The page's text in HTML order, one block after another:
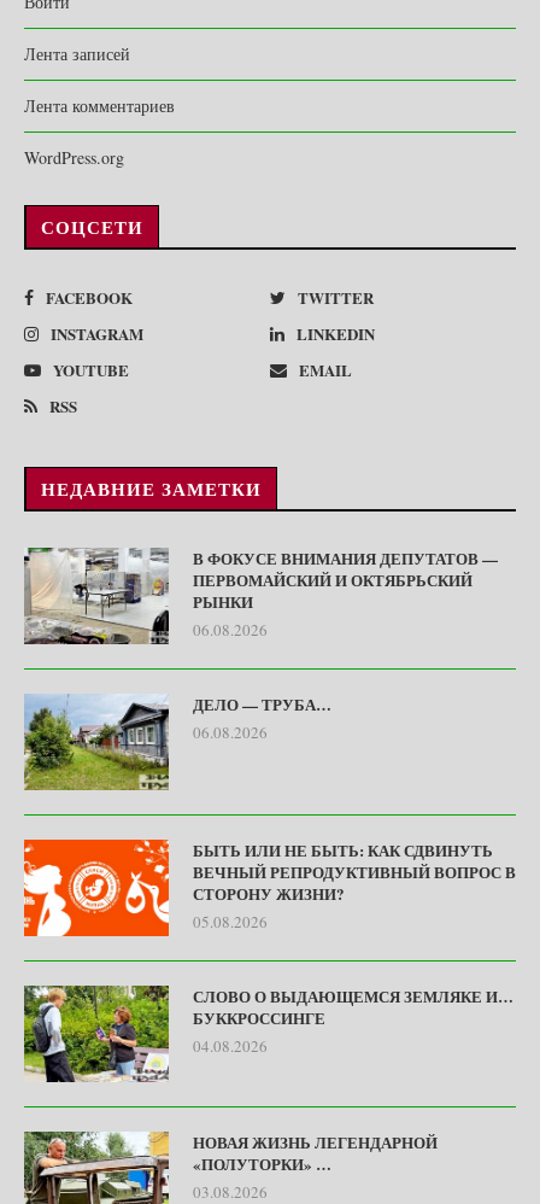
Лента записей
Лента комментариев
WordPress.org
СОЦСЕТИ
FACEBOOK
TWITTER
INSTAGRAM
LINKEDIN
YOUTUBE
EMAIL
RSS
НЕДАВНИЕ ЗАМЕТКИ
В ФОКУСЕ ВНИМАНИЯ ДЕПУТАТОВ —
ПЕРВОМАЙСКИЙ И ОКТЯБРЬСКИЙ
РЫНКИ
06.08.2026
ДЕЛО — ТРУБА…
06.08.2026
БЫТЬ ИЛИ НЕ БЫТЬ: КАК СДВИНУТЬ
ВЕЧНЫЙ РЕПРОДУКТИВНЫЙ ВОПРОС В
СТОРОНУ ЖИЗНИ?
05.08.2026
СЛОВО О ВЫДАЮЩЕМСЯ ЗЕМЛЯКЕ И…
БУККРОССИНГЕ
04.08.2026
НОВАЯ ЖИЗНЬ ЛЕГЕНДАРНОЙ
«ПОЛУТОРКИ» …
03.08.2026